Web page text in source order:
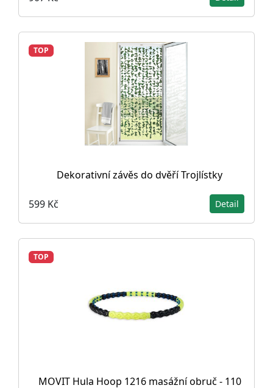
TOP
Dekorativní závěs do dvěří Trojlístky
599 Kč Detail
TOP
MOVIT Hula Hoop 1216 masážní obruč - 110